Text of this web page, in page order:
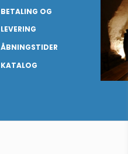
BETALING OG
LEVERING
ÅBNINGSTIDER
KATALOG